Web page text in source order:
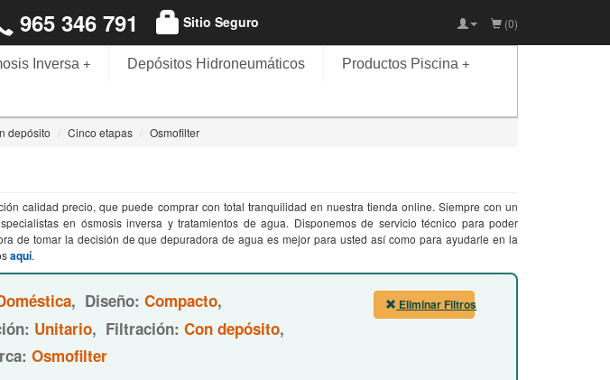
965 346 791 Sitio Seguro (0)
+
Inversa Depósitos Hidroneumáticos +
Productos Piscina
depósito Cinco etapas Osmofilter
calidad precio, que puede comprar con total tranquilidad en nuestra tienda online. Siempre con un
en ósmosis inversa y tratamientos de agua. Disponemos de servicio técnico para poder
de tomar la decisión de que depuradora de agua es mejor para usted así como para ayudarle en la
aquí.
, Diseño: Compacto,
Unitario, Filtración: Con depósito,
Osmofilter
Eliminar Filtros